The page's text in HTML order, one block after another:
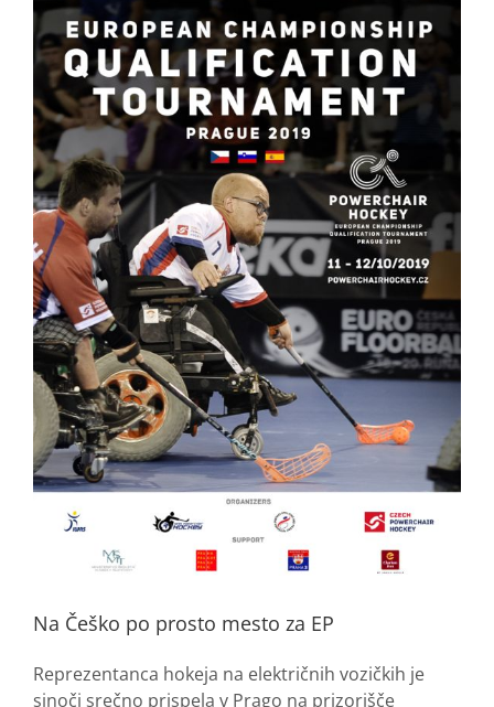
Larger
Image
Na Češko po prosto mesto za EP
Reprezentanca hokeja na električnih vozičkih je
sinoči srečno prispela v Prago na prizorišče